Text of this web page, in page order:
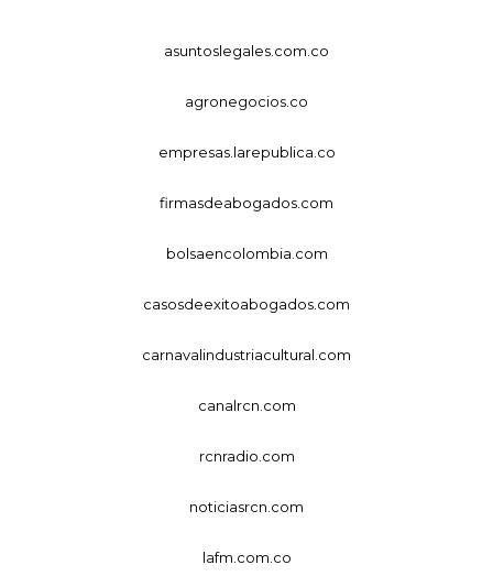
asuntoslegales.com.co
agronegocios.co
empresas.larepublica.co
firmasdeabogados.com
bolsaencolombia.com
casosdeexitoabogados.com
carnavalindustriacultural.com
canalrcn.com
rcnradio.com
noticiasrcn.com
lafm.com.co